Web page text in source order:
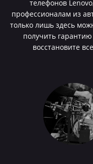
телефонов
профессионалам из
только лишь здесь
получить
восстановите